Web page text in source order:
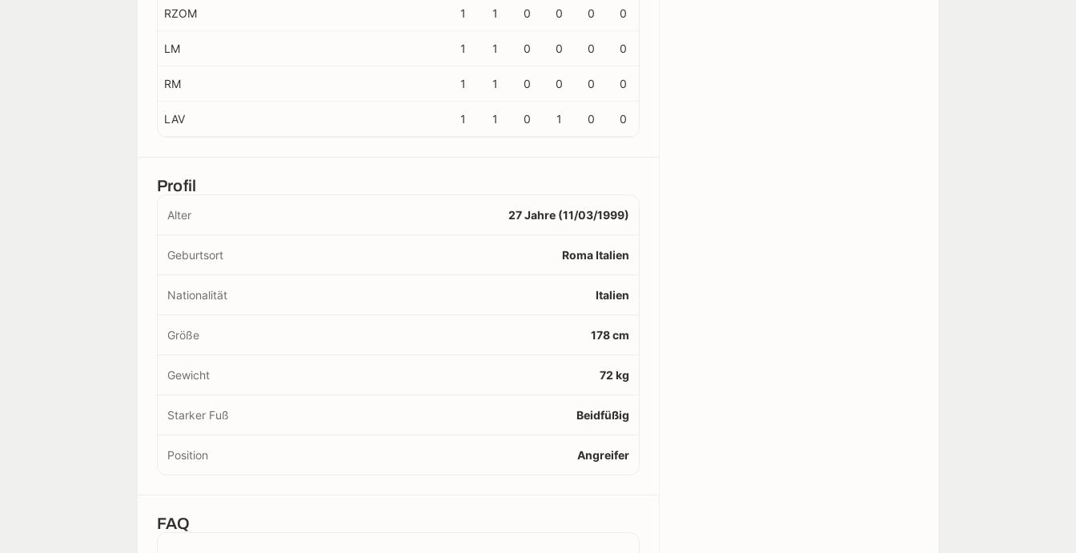
RZOM 1 1 0 0 0 0
LM 1 1 0 0 0 0
RM 1 1 0 0 0 0
LAV 1 1 0 1 0 0
Profil
Alter 27 Jahre (11/03/1999)
Geburtsort Roma Italien
Nationalität Italien
Größe 178 cm
Gewicht 72 kg
Starker Fuß Beidfüßig
Position Angreifer
FAQ